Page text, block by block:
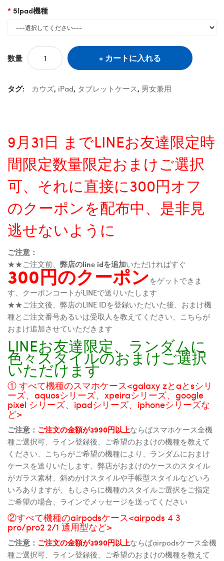
5Ipad機種
数量 カートに入れる
タグ: カウズ, iPad, タブレットケース, 男女兼用
9月31日 までLINEお友達限定時
間限定数量限定おまけご選択
可、それに直接に300円オフ
のクーポンを配布中、是非見
逃せないように
ご注意：
★★ご注文前、 弊店のline idを追加いただければすぐ
300円のクーポンをゲットできま
す、クーポンコートがLINEで送りいたします
★★ご注文後、弊店のLINE IDを登録いただいた後、おまけ機
種とご注文番号あるいは受取人を教えてください、こちらが
おまけ追加させていただきます
LINEお友達限定、ランダムに
色々スタイルのおまけご選択
いただけます
① すべて機種のスマホケース<galaxy zとaとsシリ
ーズ、aquosシリーズ、xpeiraシリーズ、google
pixel シリーズ、ipadシリーズ、iphoneシリーズな
ど>
ご注意： ご注文の金額が3990円以上ならばスマホケース全機
種ご選択可、ライン登録後、ご希望のおまけの機種を教えて
ください、こちらがご希望の機種により、ランダムにおまけ
ケースを送りいたします、弊店がおまけのケースのスタイル
がガラス素材、斜めかけスタイルや手帳型スタイルなどいろ
いろありますが、もしさらに機種のスタイルご選択をご指定
ご希望の場合、ラインでメッセージを送ってください
②すべて機種のairpodsケース<airpods 4 3
pro/pro2 2/1 通用型など>
ご注意： ご注文の金額が3990円以上ならばairpodsケース全機
種ご選択可、ライン登録後、ご希望のおまけの機種を教えて